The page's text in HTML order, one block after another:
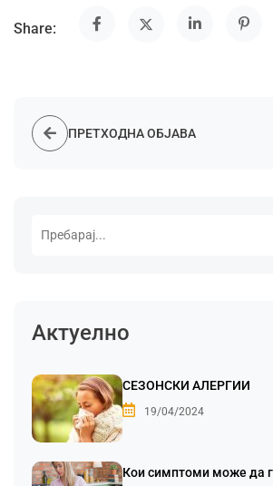
Share:
ПРЕТХОДНА ОБЈАВА
Актуелно
СЕЗОНСКИ АЛЕРГИИ
19/04/2024
Кои симптоми може да